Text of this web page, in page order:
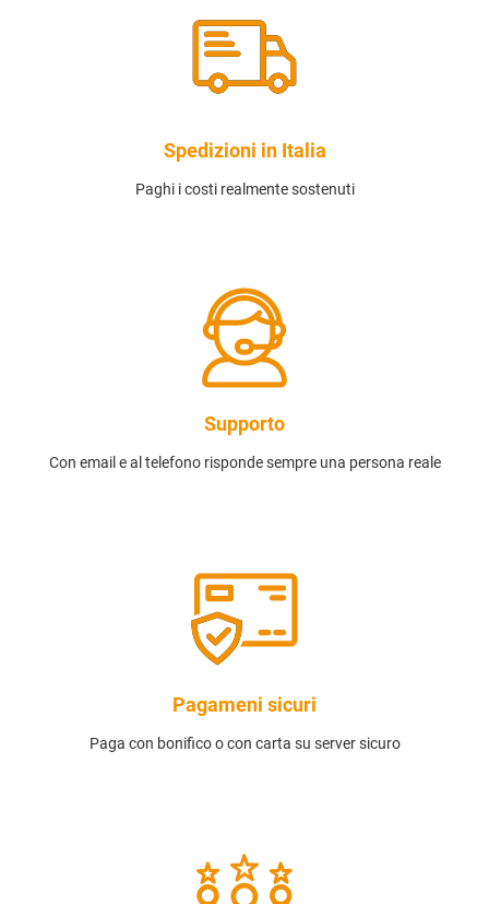
Spedizioni in Italia
Paghi i costi realmente sostenuti
Supporto
Con email e al telefono risponde sempre una persona reale
Pagameni sicuri
Paga con bonifico o con carta su server sicuro